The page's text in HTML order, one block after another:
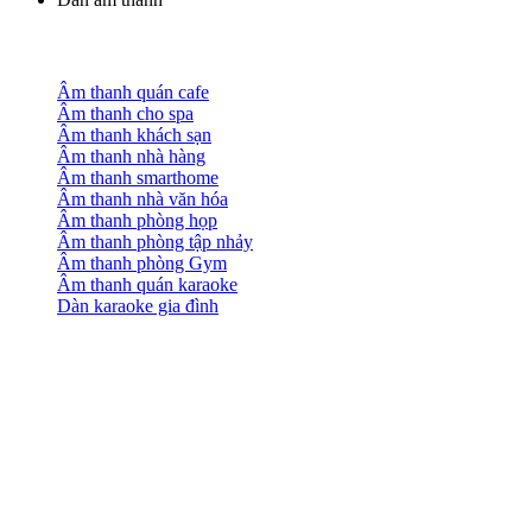
Âm thanh quán cafe
Âm thanh cho spa
Âm thanh khách sạn
Âm thanh nhà hàng
Âm thanh smarthome
Âm thanh nhà văn hóa
Âm thanh phòng họp
Âm thanh phòng tập nhảy
Âm thanh phòng Gym
Âm thanh quán karaoke
Dàn karaoke gia đình